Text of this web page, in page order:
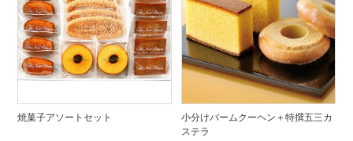
焼菓子アソートセット
小分けバームクーヘン＋特撰五三カ
ステラ